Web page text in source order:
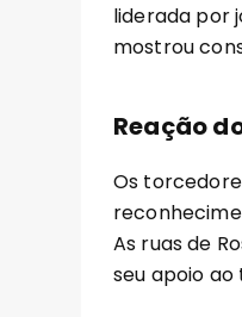
liderada por
mostrou
Reação
Os
As ruas de
seu apoio ao